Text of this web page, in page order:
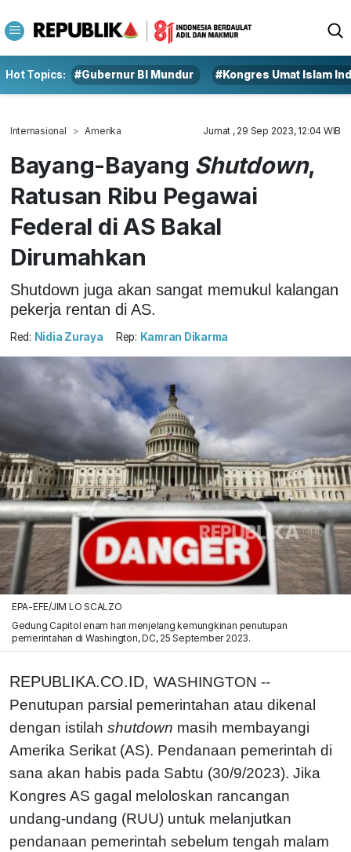
Hot Topics: #Gubernur BI Mundur #Kongres Umat Islam
Internasional Amerika Jumat , 29 Sep 2023, 12:04 WIB
Bayang-Bayang Shutdown,
Ratusan Ribu Pegawai
Federal di AS Bakal
Dirumahkan
Shutdown juga akan sangat memukul kalangan
pekerja rentan di AS.
Red: Nidia Zuraya Rep: Kamran Dikarma
EPA-EFE/JIM LO SCALZO
Gedung Capitol enam hari menjelang kemungkinan penutupan
pemerintahan di Washington, DC, 25 September 2023.
REPUBLIKA.CO.ID, WASHINGTON --
Penutupan parsial pemerintahan atau dikenal
dengan istilah shutdown masih membayangi
Amerika Serikat (AS). Pendanaan pemerintah di
sana akan habis pada Sabtu (30/9/2023). Jika
Kongres AS gagal meloloskan rancangan
undang-undang (RUU) untuk melanjutkan
pendanaan pemerintah sebelum tengah malam